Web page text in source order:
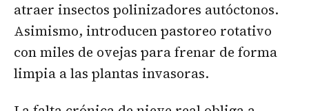
atraer insectos polinizadores autóctonos.
Asimismo, introducen pastoreo rotativo
con miles de ovejas para frenar de forma
limpia a las plantas invasoras.